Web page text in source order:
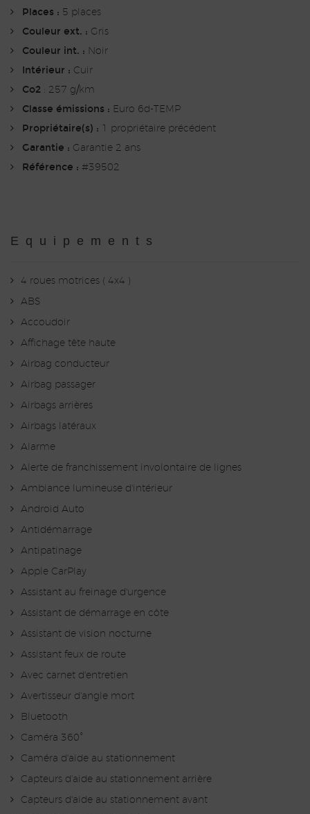
Places : 5 places
Couleur ext. : Gris
Couleur int. : Noir
Intérieur : Cuir
Co2 : 257 g/km
Classe émissions : Euro 6d-TEMP
Propriétaire(s) : 1 propriétaire précédent
Garantie : Garantie 2 ans
Référence : #39502
Equipements
4 roues motrices ( 4x4 )
ABS
Accoudoir
Affichage tête haute
Airbag conducteur
Airbag passager
Airbags arrières
Airbags latéraux
Alarme
Alerte de franchissement involontaire de lignes
Ambiance lumineuse d'intérieur
Android Auto
Antidémarrage
Antipatinage
Apple CarPlay
Assistant au freinage d'urgence
Assistant de démarrage en côte
Assistant de vision nocturne
Assistant feux de route
Avec carnet d'entretien
Avertisseur d'angle mort
Bluetooth
Caméra 360°
Caméra d'aide au stationnement
Capteurs d'aide au stationnement arrière
Capteurs d'aide au stationnement avant